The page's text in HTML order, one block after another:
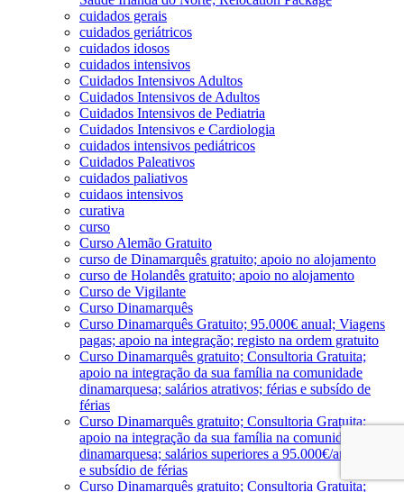
cuidados gerais
cuidados geriátricos
cuidados idosos
cuidados intensivos
Cuidados Intensivos Adultos
Cuidados Intensivos de Adultos
Cuidados Intensivos de Pediatria
Cuidados Intensivos e Cardiologia
cuidados intensivos pediátricos
Cuidados Paleativos
cuidados paliativos
cuidaos intensivos
curativa
curso
Curso Alemão Gratuito
curso de Dinamarquês gratuito; apoio no alojamento
curso de Holandês gratuito; apoio no alojamento
Curso de Vigilante
Curso Dinamarquês
Curso Dinamarquês Gratuito; 95.000€ anual; Viagens
pagas; apoio na integração; registo na ordem gratuito
Curso Dinamarquês gratuito; Consultoria Gratuita;
apoio na integração da sua família na comunidade
dinamarquesa; salários atrativos; férias e subsído de
férias
Curso Dinamarquês gratuito; Consultoria Gratuita;
apoio na integração da sua família na comunidade
dinamarquesa; salários superiores a 95.000€/ano; férias
e subsídio de férias
Curso Dinamarquês gratuito; Consultoria Gratuita;